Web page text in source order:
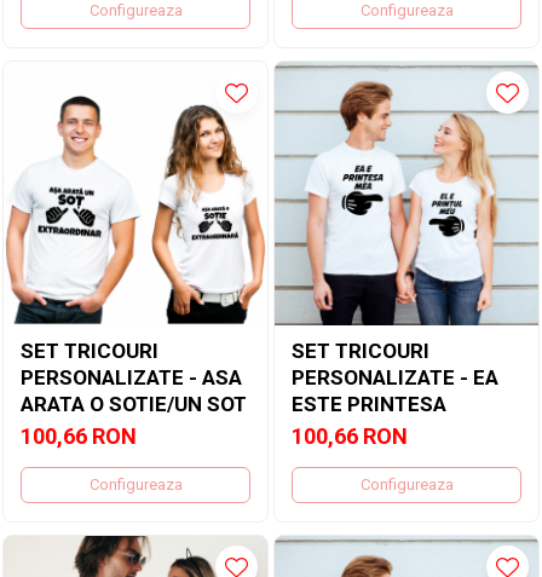
Configureaza Configureaza
SET TRICOURI
PERSONALIZATE - ASA
ARATA O SOTIE/UN SOT
100,66 RON
Configureaza
SET TRICOURI
PERSONALIZATE - EA
ESTE PRINTESA
100,66 RON
Configureaza